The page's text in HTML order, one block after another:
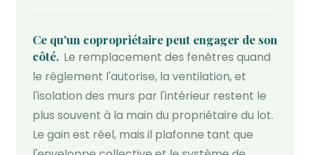
Ce qu'un copropriétaire peut engager de son
côté Le remplacement des fenêtres quand
le règlement l'autorise, la ventilation, et
l'isolation des murs par l'intérieur restent le
plus souvent à la main du propriétaire du lot.
Le gain est réel, mais il plafonne tant que